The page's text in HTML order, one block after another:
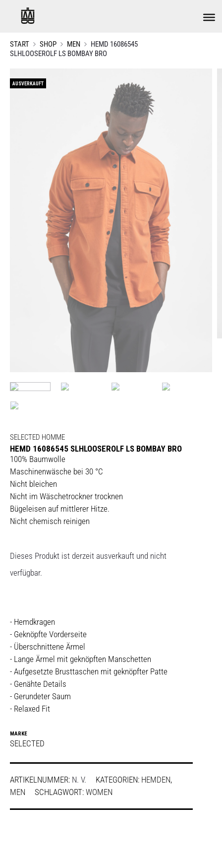
START SHOP MEN
HEMD 16086545
SLHLOOSEROLF LS BOMBAY BRO
AUSVERKAUFT
SELECTED HOMME
HEMD 16086545 SLHLOOSEROLF LS BOMBAY BRO
100% Baumwolle
Maschinenwäsche bei 30 °C
Nicht bleichen
Nicht im Wäschetrockner trocknen
Bügeleisen auf mittlerer Hitze.
Nicht chemisch reinigen
Dieses Produkt ist derzeit ausverkauft und nicht
verfügbar.
- Hemdkragen
- Geknöpfte Vorderseite
- Überschnittene Ärmel
- Lange Ärmel mit geknöpften Manschetten
- Aufgesetzte Brusttaschen mit geknöpfter Patte
- Genähte Details
- Gerundeter Saum
- Relaxed Fit
MARKE
SELECTED
ARTIKELNUMMER: N. V. KATEGORIEN: HEMDEN,
MEN
SCHLAGWORT: WOMEN